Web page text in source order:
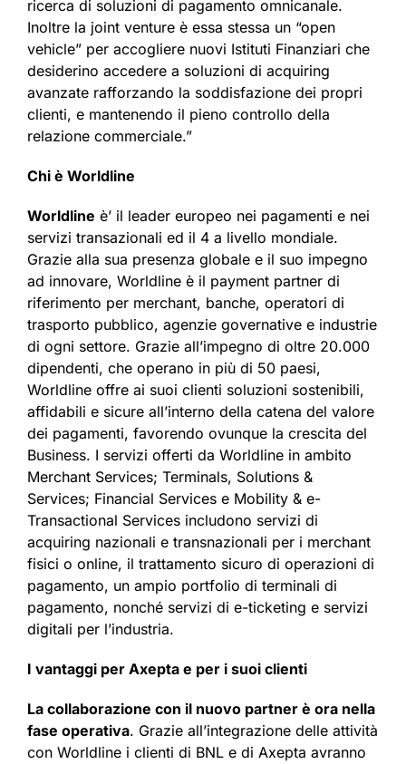
ricerca di soluzioni di pagamento omnicanale.
Inoltre la joint venture è essa stessa un “open
vehicle” per accogliere nuovi Istituti Finanziari che
desiderino accedere a soluzioni di acquiring
avanzate rafforzando la soddisfazione dei propri
clienti, e mantenendo il pieno controllo della
relazione commerciale.”
Chi è Worldline
Worldline è’ il leader europeo nei pagamenti e nei
servizi transazionali ed il 4 a livello mondiale.
Grazie alla sua presenza globale e il suo impegno
ad innovare, Worldline è il payment partner di
riferimento per merchant, banche, operatori di
trasporto pubblico, agenzie governative e industrie
di ogni settore. Grazie all’impegno di oltre 20.000
dipendenti, che operano in più di 50 paesi,
Worldline offre ai suoi clienti soluzioni sostenibili,
affidabili e sicure all’interno della catena del valore
dei pagamenti, favorendo ovunque la crescita del
Business. I servizi offerti da Worldline in ambito
Merchant Services; Terminals, Solutions &
Services; Financial Services e Mobility & e-
Transactional Services includono servizi di
acquiring nazionali e transnazionali per i merchant
fisici o online, il trattamento sicuro di operazioni di
pagamento, un ampio portfolio di terminali di
pagamento, nonché servizi di e-ticketing e servizi
digitali per l’industria.
I vantaggi per Axepta e per i suoi clienti
La collaborazione con il nuovo partner è ora nella
fase operativa. Grazie all’integrazione delle attività
con Worldline i clienti di BNL e di Axepta avranno